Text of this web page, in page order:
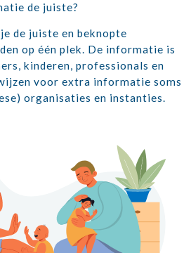
de juiste?
de juiste en beknopte
op één plek. De informatie is
kinderen, professionals en
voor extra informatie soms
organisaties en instanties.